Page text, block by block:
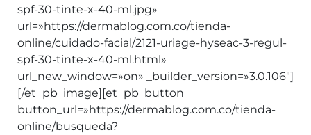
spf-30-tinte-x-40-ml.jpg»
url=»https://dermablog.com.co/tienda-
online/cuidado-facial/2121-uriage-hyseac-3-regul-
spf-30-tinte-x-40-ml.html»
url_new_window=»on» _builder_version=»3.0.106″]
[/et_pb_image][et_pb_button
button_url=»https://dermablog.com.co/tienda-
online/busqueda?